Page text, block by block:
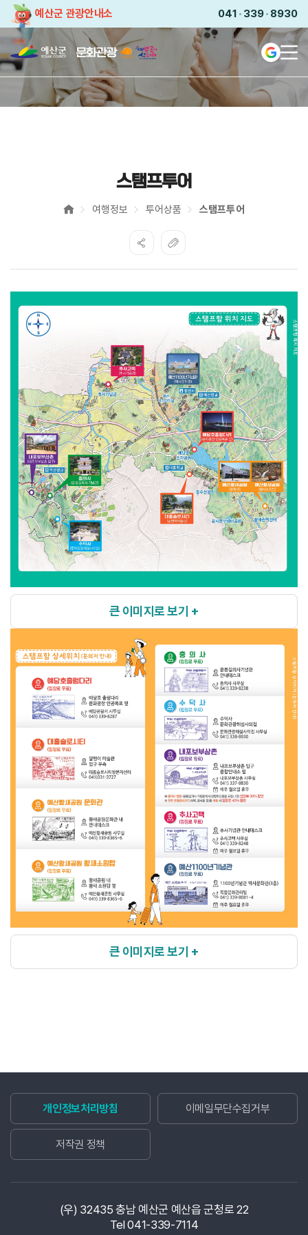
예산군 관광안내소 041 339 8930
예쁜곳이
산더미
2026
해
Language
전
스탬프투어
여행정보 투어상품 스탬프투어
큰 이미지로 보기 +
큰 이미지로 보기 +
개인정보처리방침 이메일무단수집거부
저작권 정책
(우) 32435 충남 예산군 예산읍 군청로 22
Tel 041-339-7114